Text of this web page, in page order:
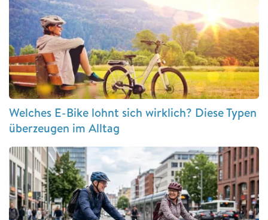
Welches E-Bike lohnt sich wirklich? Diese Typen
überzeugen im Alltag